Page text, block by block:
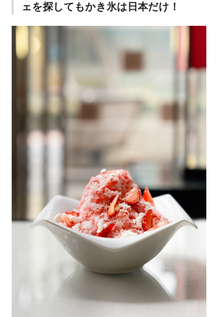
ェを探してもかき氷は日本だけ！